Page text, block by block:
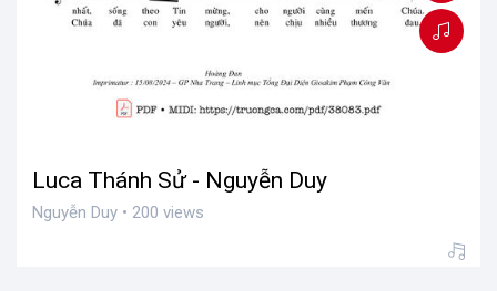
Luca Thánh Sử - Nguyễn Duy
Nguyễn Duy • 200 views